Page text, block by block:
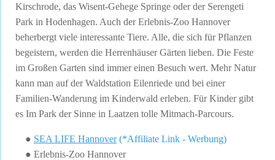
Kirschrode, das Wisent-Gehege Springe oder der Serengeti
Park in Hodenhagen. Auch der Erlebnis-Zoo Hannover
beherbergt viele interessante Tiere. Alle, die sich für Pflanzen
begeistern, werden die Herrenhäuser Gärten lieben. Die Feste
im Großen Garten sind immer einen Besuch wert. Mehr Natur
kann man auf der Waldstation Eilenriede und bei einer
Familien-Wanderung im Kinderwald erleben. Für Kinder gibt
es Im Park der Sinne in Laatzen tolle Mitmach-Parcours.
● SEA LIFE Hannover(*Affiliate Link - Werbung)
● Erlebnis-Zoo Hannover